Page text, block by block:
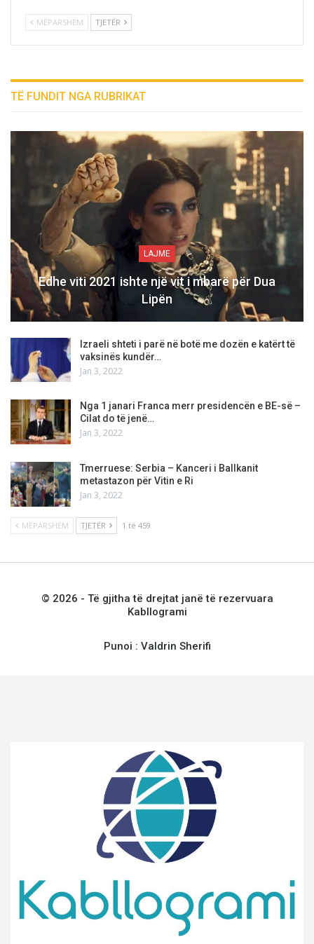
MËPARSHËM TJETËR
TË FUNDIT NGA RUBRIKAT
LAJME
Edhe viti 2021 ishte një vit i mbarë për Dua
Lipën
Izraeli shteti i parë në botë me dozën e katërt të
vaksinës kundër…
Jan 3, 2022
Nga 1 janari Franca merr presidencën e BE-së –
Cilat do të jenë…
Jan 3, 2022
Tmerruese: Serbia – Kanceri i Ballkanit
metastazon për Vitin e Ri
Jan 3, 2022
MËPARSHËM TJETËR 1 të 459
© 2026 - Të gjitha të drejtat janë të rezervuara
Kabllogrami
Punoi : Valdrin Sherifi